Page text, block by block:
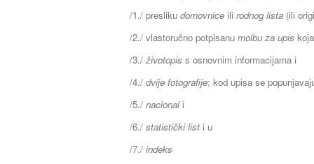
/1./ presliku domovnice ili rodnog lista (ili
/2./ vlastoručno potpisanu molbu za upis
/3./ životopis s osnovnim informacijama i
/4./ dvije fotografije; kod upisa se
/5./ nacionali
/6./ statistički list i u
/7./ indeks